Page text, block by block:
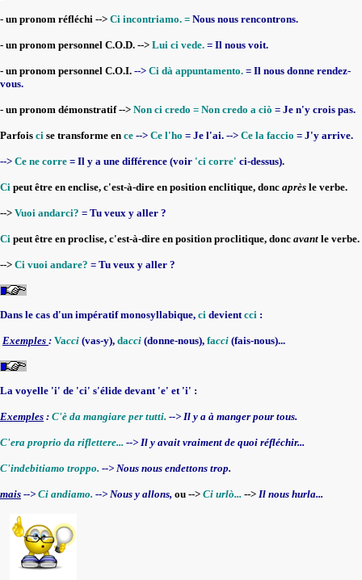
- un pronom réfléchi --> Ci incontriamo. = Nous nous rencontrons.
- un pronom personnel C.O.D. --> Lui ci vede. = Il nous voit.
- un pronom personnel C.O.I. --> Ci dà appuntamento. = Il nous donne rendez-
vous.
- un pronom démonstratif --> Non ci credo = Non credo a ciò = Je n'y crois pas.
Parfois ci se transforme en ce --> Ce l'ho = Je l'ai. --> Ce la faccio = J'y arrive.
--> Ce ne corre = Il y a une différence (voir 'ci corre' ci-dessus).
Ci peut être en enclise, c'est-à-dire en position enclitique, donc après le verbe.
--> Vuoi andarci? = Tu veux y aller ?
Ci peut être en proclise, c'est-à-dire en position proclitique, donc avant le verbe.
--> Ci vuoi andare? = Tu veux y aller ?
Dans le cas d'un impératif monosyllabique, ci devient cci :
Exemples : Vacci (vas-y), dacci (donne-nous), facci (fais-nous)...
La voyelle 'i' de 'ci' s'élide devant 'e' et 'i' :
Exemples : C'è da mangiare per tutti. --> Il y a à manger pour tous.
C'era proprio da riflettere... --> Il y avait vraiment de quoi réfléchir...
C'indebitiamo troppo. --> Nous nous endettons trop.
mais --> Ci andiamo. --> Nous y allons, ou --> Ci urlò... --> Il nous hurla...